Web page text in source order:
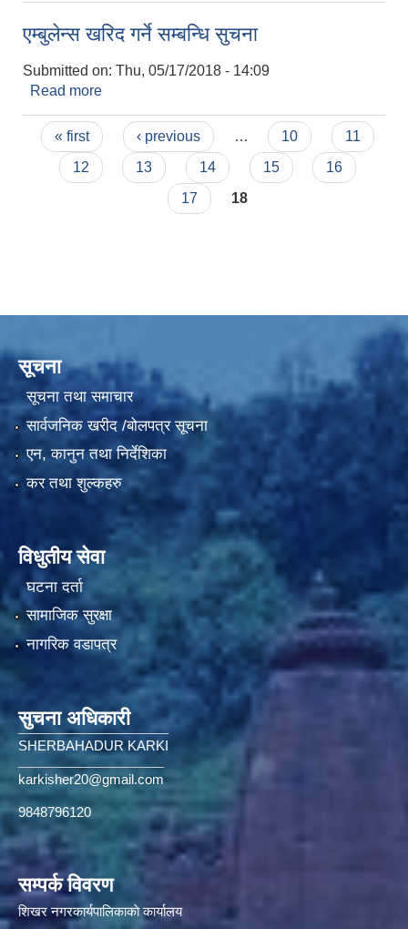
एम्बुलेन्स खरिद गर्ने सम्बन्धि सुचना
Submitted on: Thu, 05/17/2018 - 14:09
Read more
Pages
« first ‹ previous … 10
11
12
13 14 15
16
17
18
सूचना
सूचना तथा समाचार
सार्वजनिक खरीद /बोलपत्र सूचना
एन, कानुन तथा निर्देशिका
कर तथा शुल्कहरु
विधुतीय सेवा
घटना दर्ता
सामाजिक सुरक्षा
नागरिक वडापत्र
सुचना अधिकारी
SHERBAHADUR KARKI
karkisher20@gmail.com
9848796120
सम्पर्क विवरण
शिखर नगरकार्यपालिकाकाे कार्यालय